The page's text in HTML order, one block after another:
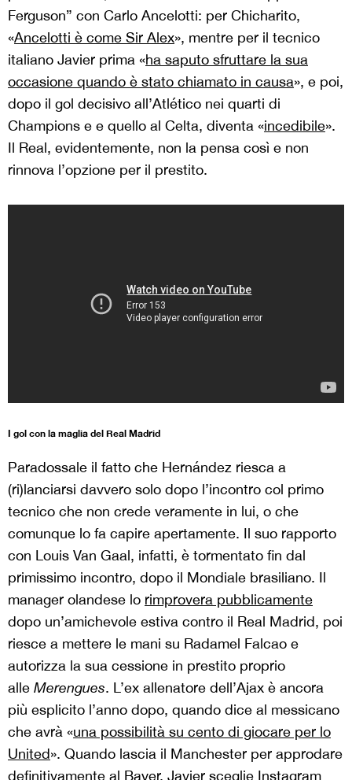
Ferguson” con Carlo Ancelotti: per Chicharito,
«Ancelotti è come Sir Alex», mentre per il tecnico
italiano Javier prima «ha saputo sfruttare la sua
occasione quando è stato chiamato in causa», e poi,
dopo il gol decisivo all’Atlético nei quarti di
Champions e e quello al Celta, diventa «incedibile».
Il Real, evidentemente, non la pensa così e non
rinnova l’opzione per il prestito.
I gol con la maglia del Real Madrid
Paradossale il fatto che Hernández riesca a
(ri)lanciarsi davvero solo dopo l’incontro col primo
tecnico che non crede veramente in lui, o che
comunque lo fa capire apertamente. Il suo rapporto
con Louis Van Gaal, infatti, è tormentato fin dal
primissimo incontro, dopo il Mondiale brasiliano. Il
manager olandese lo rimprovera pubblicamente
dopo un’amichevole estiva contro il Real Madrid, poi
riesce a mettere le mani su Radamel Falcao e
autorizza la sua cessione in prestito proprio
alle Merengues. L’ex allenatore dell’Ajax è ancora
più esplicito l’anno dopo, quando dice al messicano
che avrà «una possibilità su cento di giocare per lo
United». Quando lascia il Manchester per approdare
definitivamente al Bayer, Javier sceglie Instagram